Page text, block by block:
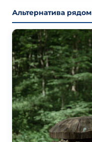
Альтернатива рядом